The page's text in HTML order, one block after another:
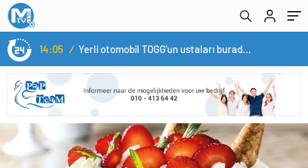
14:05 / Yerli otomobil TOGG’un ustaları burada yetişecek